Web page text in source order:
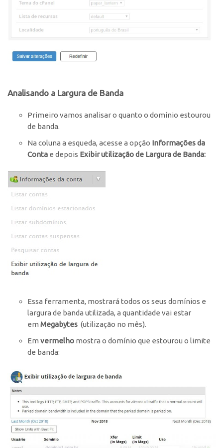
Analisando a Largura de Banda
Primeiro vamos analisar o quanto o domínio estourou
de banda.
Na coluna a esqueda, acesse a opção Informações da
Conta e depois Exibir utilização de Largura de Banda:
Essa ferramenta, mostrará todos os seus domínios e
largura de banda utilizada, a quantidade vai estar
em Megabytes (utilização no mês).
Em vermelho mostra o domínio que estourou o limite
de banda: